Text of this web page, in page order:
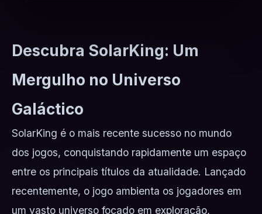
Descubra SolarKing: Um
Mergulho no Universo
Galáctico
SolarKing é o mais recente sucesso no mundo
dos jogos, conquistando rapidamente um espaço
entre os principais títulos da atualidade. Lançado
recentemente, o jogo ambienta os jogadores em
um vasto universo focado em exploração,